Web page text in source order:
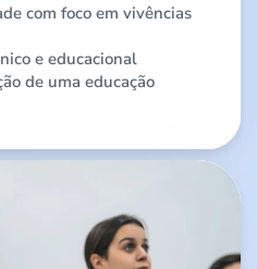
com foco em vivências
e educacional
de uma educação